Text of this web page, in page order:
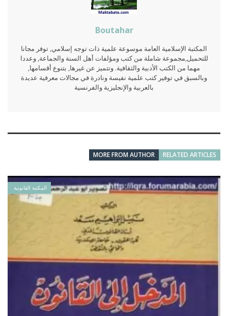
Boutahar
المكتبة الإسلامية العامة موسوعة علمية ذات توجه إسلامي, توفر مجانا
للتحميل,مجموعة شاملة من كتب ومؤلفات أهل السنة والجماعة, وعددا
مهما من الكتب الأدبية والثقافية. وتتميز عن غيرها, بتنوع أقسامها,
وبالسبق في توفير كتب علمية نفيسة ونادرة في مجالات معرفية عديدة
بالعربية والإنجليزية والفرنسية
RELATED ARTICLES
MORE FROM AUTHOR
المكتبة القانونية